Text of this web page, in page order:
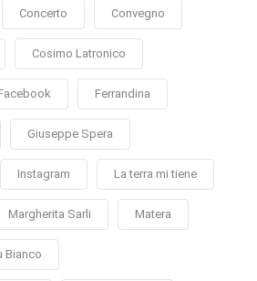
Concerto Convegno
Cosimo Latronico
Ferrandina
Giuseppe Spera
Instagram La terra mi tiene
Margherita Sarli Matera
Bianco